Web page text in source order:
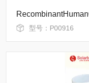
型号：P00916